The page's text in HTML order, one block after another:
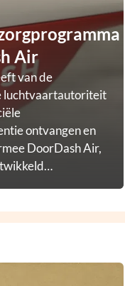
Air
van de
luchtvaartautoriteit
ontvangen en
DoorDash Air,